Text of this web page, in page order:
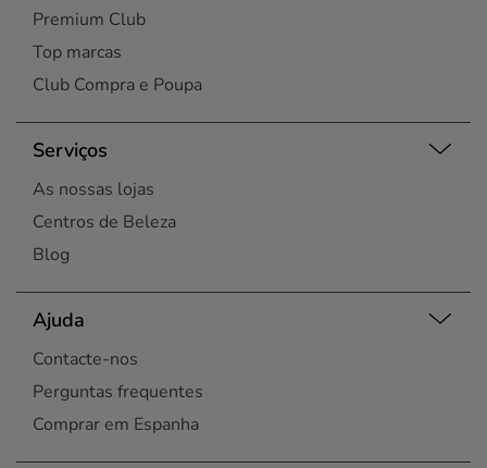
Premium Club
Top marcas
Club Compra e Poupa
Serviços
As nossas lojas
Centros de Beleza
Blog
Ajuda
Contacte-nos
Perguntas frequentes
Comprar em Espanha